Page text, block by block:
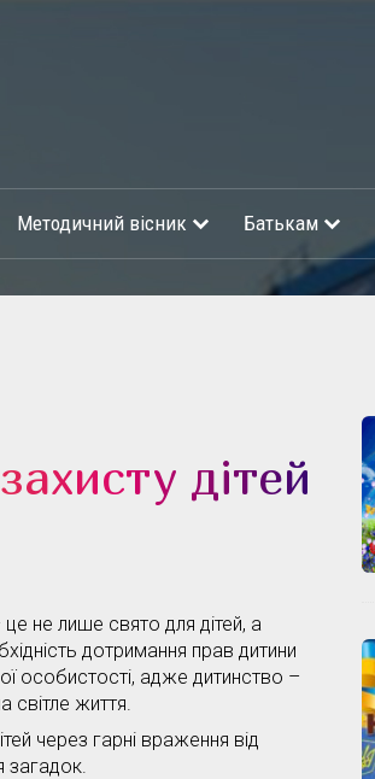
Методичний вісник Батькам
дітей
не лише свято для дітей, а
дотримання прав дитини
особистості, адже дитинство –
світле життя.
через гарні враження від
загадок.